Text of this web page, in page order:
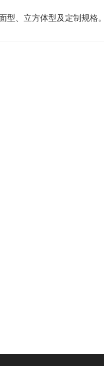
、立方体型及定制规格。